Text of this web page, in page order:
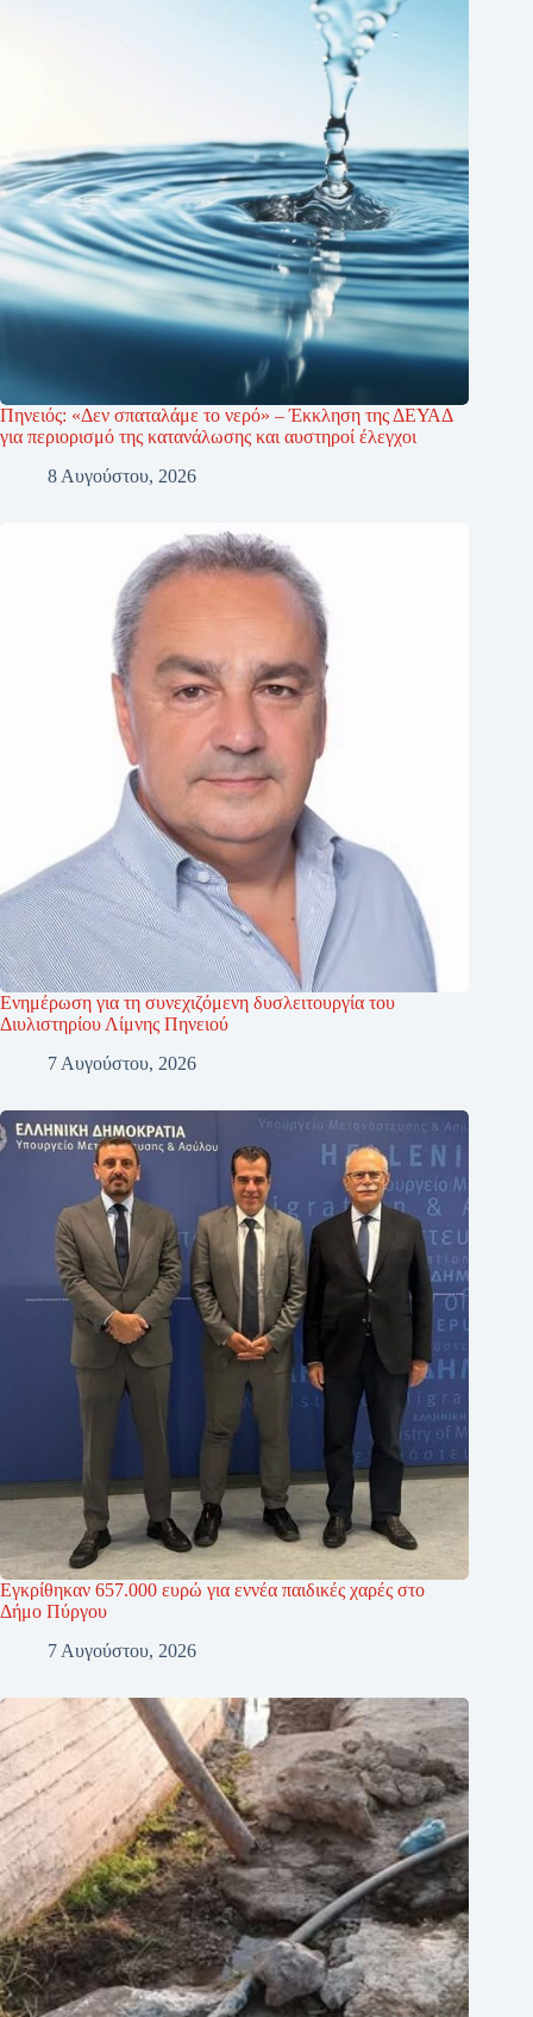
Πηνειός: «Δεν σπαταλάμε το νερό» – Έκκληση της ΔΕΥΑΔ
για περιορισμό της κατανάλωσης και αυστηροί έλεγχοι
8 Αυγούστου, 2026
Ενημέρωση για τη συνεχιζόμενη δυσλειτουργία του
Διυλιστηρίου Λίμνης Πηνειού
7 Αυγούστου, 2026
Εγκρίθηκαν 657.000 ευρώ για εννέα παιδικές χαρές στο
Δήμο Πύργου
7 Αυγούστου, 2026